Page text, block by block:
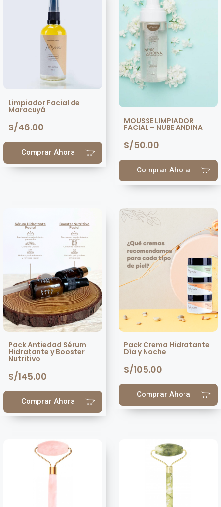
Limpiador Facial de
Maracuyá
S/46.00
Comprar Ahora
MOUSSE LIMPIADOR
FACIAL – NUBE ANDINA
S/50.00
Comprar Ahora
Pack Antiedad Sérum
Hidratante y Booster
Nutritivo
S/145.00
Comprar Ahora
Pack Crema Hidratante
Día y Noche
S/105.00
Comprar Ahora